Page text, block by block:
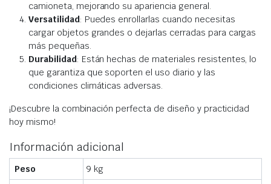
camioneta, mejorando su apariencia general.
Versatilidad: Puedes enrollarlas cuando necesitas
cargar objetos grandes o dejarlas cerradas para cargas
más pequeñas.
Durabilidad: Están hechas de materiales resistentes, lo
que garantiza que soporten el uso diario y las
condiciones climáticas adversas.
¡Descubre la combinación perfecta de diseño y practicidad
hoy mismo!
Información adicional
Peso
9 kg